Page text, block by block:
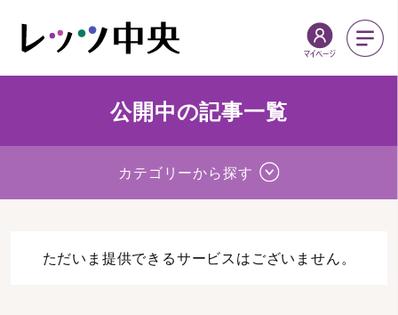
公開中の記事一覧
カテゴリーから探す
ただいま提供できるサービスはございません。